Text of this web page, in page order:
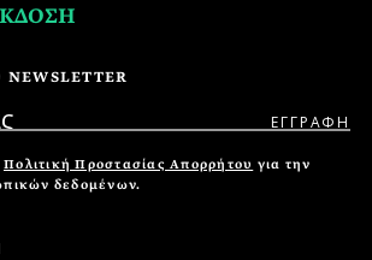
Πολιτική Προστασίας Απορρήτου για την
δεδομένων.